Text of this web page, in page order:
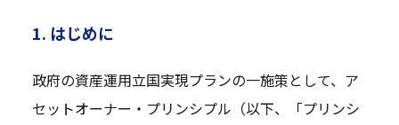
1. はじめに
政府の資産運用立国実現プランの一施策として、ア
セットオーナー・プリンシプル（以下、「プリンシ